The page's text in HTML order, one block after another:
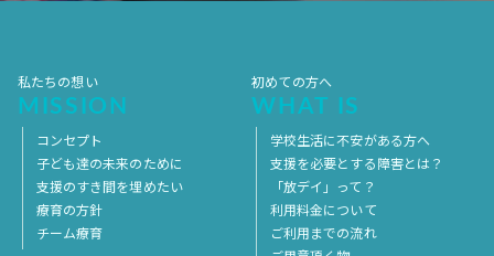
私たちの想い
MISSION
コンセプト
子ども達の未来のために
支援のすき間を埋めたい
療育の方針
チーム療育
初めての方へ
WHAT IS
学校生活に不安がある方へ
支援を必要とする障害とは？
「放デイ」って？
利用料金について
ご利用までの流れ